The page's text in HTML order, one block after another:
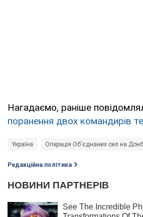
Нагадаємо, раніше
поранення двох командирів
Україна Операція Об'єднаних сил на
Редакційна політика